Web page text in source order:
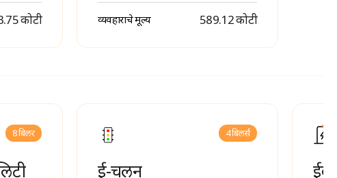
कोटी व्यवहाराचे मूल्य ₹ 589.12 कोटी
8 बिलर 4 बिलर्स
ई-चलन